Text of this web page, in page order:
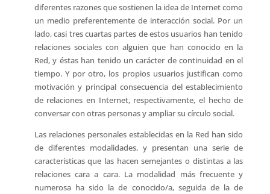
diferentes razones que sostienen la idea de Internet como
un medio preferentemente de interacción social. Por un
lado, casi tres cuartas partes de estos usuarios han tenido
relaciones sociales con alguien que han conocido en la
Red, y éstas han tenido un carácter de continuidad en el
tiempo. Y por otro, los propios usuarios justifican como
motivación y principal consecuencia del establecimiento
de relaciones en Internet, respectivamente, el hecho de
conversar con otras personas y ampliar su círculo social.
Las relaciones personales establecidas en la Red han sido
de diferentes modalidades, y presentan una serie de
características que las hacen semejantes o distintas a las
relaciones cara a cara. La modalidad más frecuente y
numerosa ha sido la de conocido/a, seguida de la de